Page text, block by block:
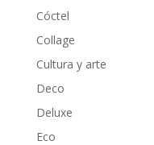
Cóctel
Collage
Cultura y arte
Deco
Deluxe
Eco